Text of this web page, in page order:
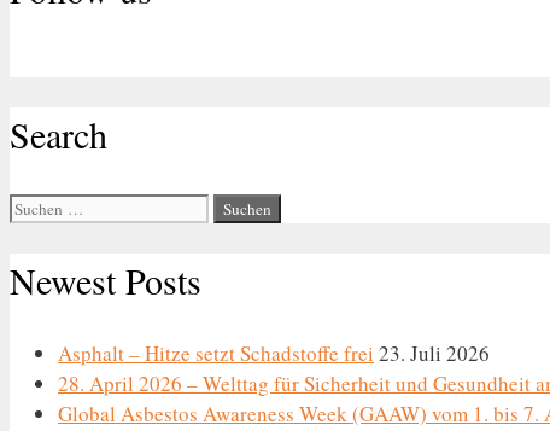
Search
Suche
Newest Posts
Asphalt – Hitze setzt Schadstoffe frei 23. Juli 2026
28. April 2026 – Welttag für Sicherheit und Gesundheit
Global Asbestos Awareness Week (GAAW) vom 1. bis